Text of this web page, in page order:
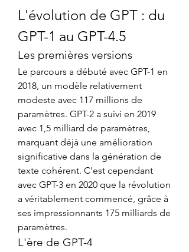
L'évolution de GPT : du
GPT-1 au GPT-4.5
Les premières versions
Le parcours a débuté avec GPT-1 en
2018, un modèle relativement
modeste avec 117 millions de
paramètres. GPT-2 a suivi en 2019
avec 1,5 milliard de paramètres,
marquant déjà une amélioration
significative dans la génération de
texte cohérent. C'est cependant
avec GPT-3 en 2020 que la révolution
a véritablement commencé, grâce à
ses impressionnants 175 milliards de
paramètres.
L'ère de GPT-4